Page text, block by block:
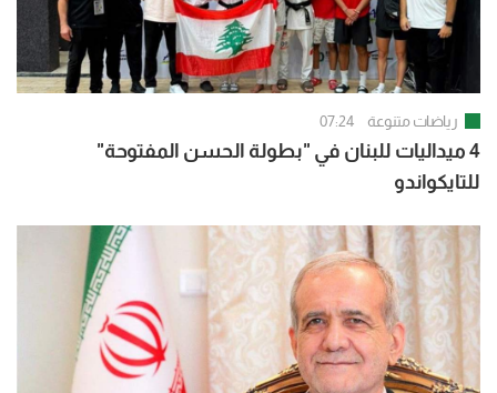
رياضات متنوعة 07:24
4 ميداليات للبنان في "بطولة الحسن المفتوحة"
للتايكواندو